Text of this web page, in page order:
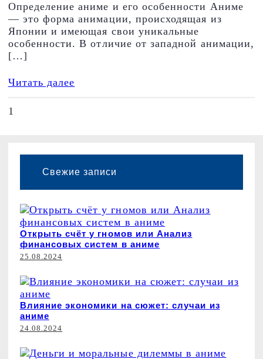
Определение аниме и его особенности Аниме
— это форма анимации, происходящая из
Японии и имеющая свои уникальные
особенности. В отличие от западной анимации,
[…]
Читать далее
1
Свежие записи
Открыть счёт у гномов или Анализ
финансовых систем в аниме
25.08.2024
Влияние экономики на сюжет: случаи из
аниме
24.08.2024